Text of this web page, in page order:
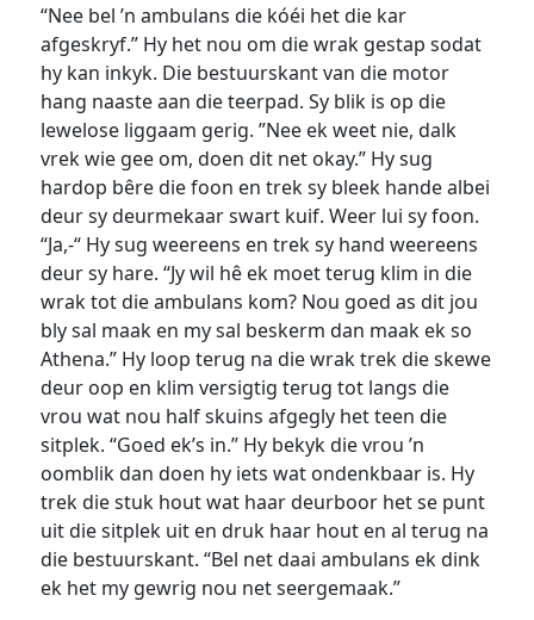
“Nee bel ’n ambulans die kóéi het die kar
afgeskryf.” Hy het nou om die wrak gestap sodat
hy kan inkyk. Die bestuurskant van die motor
hang naaste aan die teerpad. Sy blik is op die
lewelose liggaam gerig. ”Nee ek weet nie, dalk
vrek wie gee om, doen dit net okay.” Hy sug
hardop bêre die foon en trek sy bleek hande albei
deur sy deurmekaar swart kuif. Weer lui sy foon.
“Ja,-“ Hy sug weereens en trek sy hand weereens
deur sy hare. “Jy wil hê ek moet terug klim in die
wrak tot die ambulans kom? Nou goed as dit jou
bly sal maak en my sal beskerm dan maak ek so
Athena.” Hy loop terug na die wrak trek die skewe
deur oop en klim versigtig terug tot langs die
vrou wat nou half skuins afgegly het teen die
sitplek. “Goed ek’s in.” Hy bekyk die vrou ’n
oomblik dan doen hy iets wat ondenkbaar is. Hy
trek die stuk hout wat haar deurboor het se punt
uit die sitplek uit en druk haar hout en al terug na
die bestuurskant. “Bel net daai ambulans ek dink
ek het my gewrig nou net seergemaak.”